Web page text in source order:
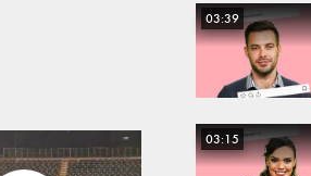
03:39
03:15